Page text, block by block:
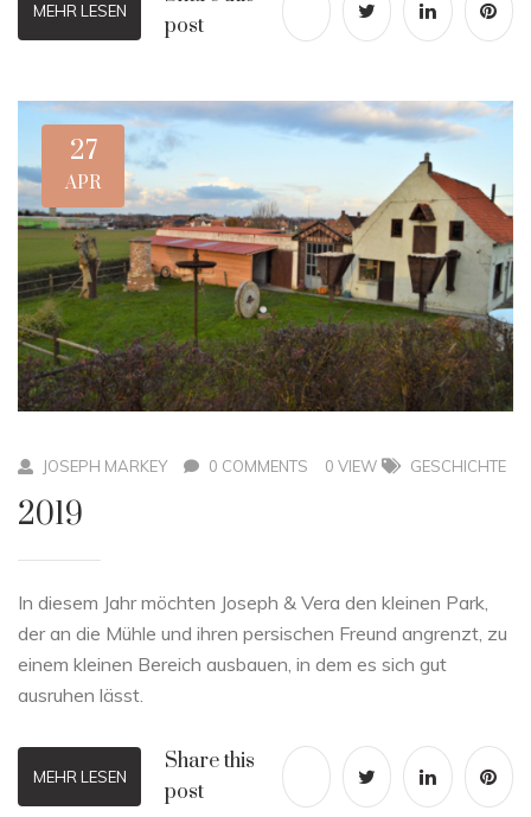
MEHR LESEN
post
27
APR
JOSEPH MARKEY 0 COMMENTS 0 VIEW GESCHICHTE
2019
In diesem Jahr möchten Joseph & Vera den kleinen Park,
der an die Mühle und ihren persischen Freund angrenzt, zu
einem kleinen Bereich ausbauen, in dem es sich gut
ausruhen lässt.
MEHR LESEN
Share this
post